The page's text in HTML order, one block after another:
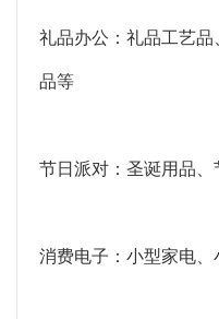
礼品办公：礼品工艺
品等
节日派对：圣诞用品
消费电子：小型家电